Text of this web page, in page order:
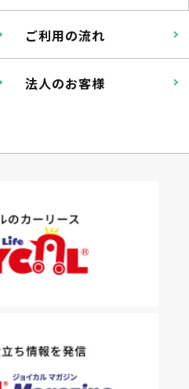
、免責金額が１回あたり5,000円
ご利用の流れ
法人のお客様